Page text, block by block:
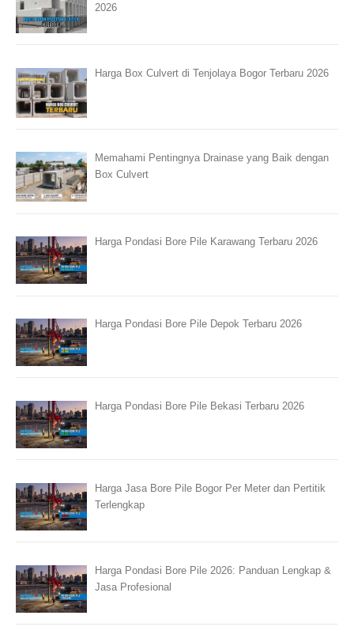
2026
Harga Box Culvert di Tenjolaya Bogor Terbaru 2026
Memahami Pentingnya Drainase yang Baik dengan
Box Culvert
Harga Pondasi Bore Pile Karawang Terbaru 2026
Harga Pondasi Bore Pile Depok Terbaru 2026
Harga Pondasi Bore Pile Bekasi Terbaru 2026
Harga Jasa Bore Pile Bogor Per Meter dan Pertitik
Terlengkap
Harga Pondasi Bore Pile 2026: Panduan Lengkap &
Jasa Profesional